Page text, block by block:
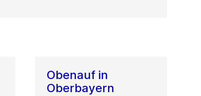
Obenauf in
Oberbayern